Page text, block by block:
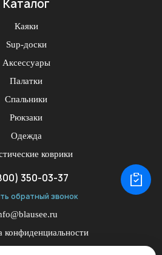
Каталог
Каяки
Sup-доски
Аксессуары
Палатки
Спальники
Рюкзаки
Одежда
коврики
350-03-37
обратный звонок
конфиденциальности